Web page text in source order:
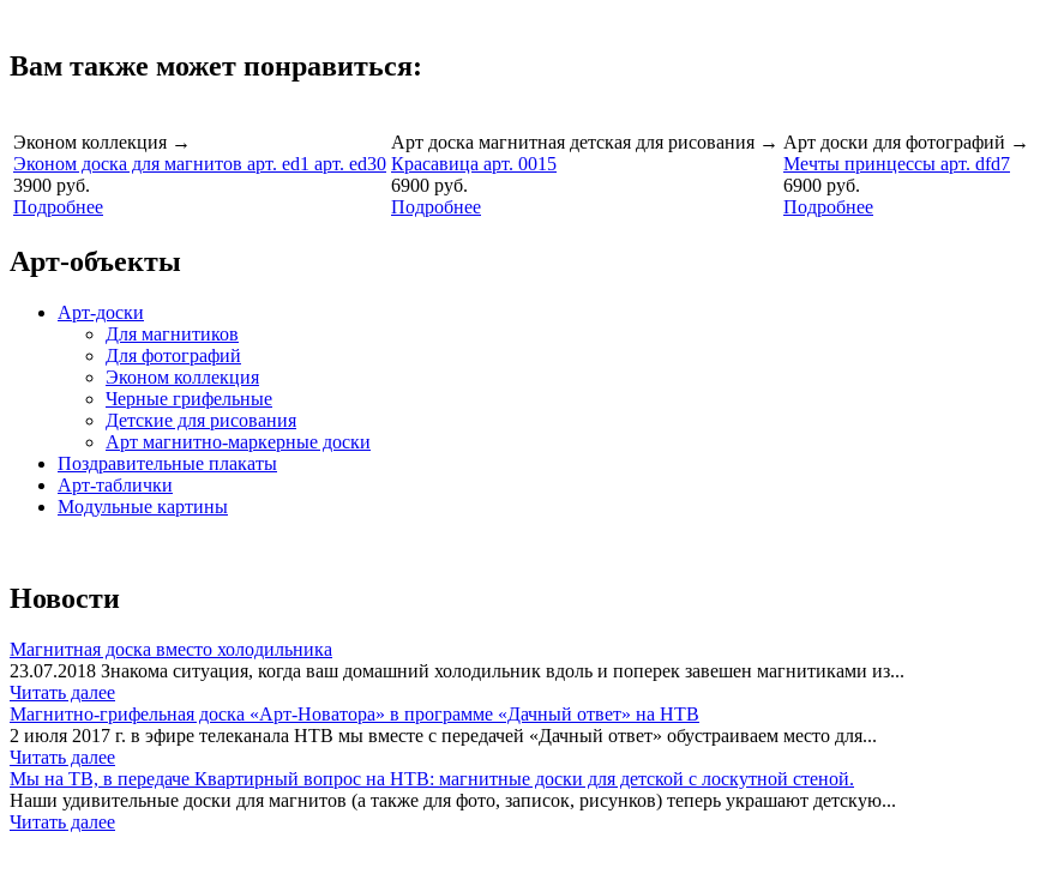
Вам также может понравиться:
Эконом коллекция →
Эконом доска для магнитов арт. ed1 арт. ed30
3900 руб.
Подробнее
Арт доска магнитная детская для рисования →
Красавица арт. 0015
6900 руб.
Подробнее
Арт доски для фотографий →
Мечты принцессы арт. dfd7
6900 руб.
Подробнее
Арт-объекты
Арт-доски
Для магнитиков
Для фотографий
Эконом коллекция
Черные грифельные
Детские для рисования
Арт магнитно-маркерные доски
Поздравительные плакаты
Арт-таблички
Модульные картины
Новости
Магнитная доска вместо холодильника
23.07.2018 Знакома ситуация, когда ваш домашний холодильник вдоль и поперек завешен магнитиками из...
Читать далее
Магнитно-грифельная доска «Арт-Новатора» в программе «Дачный ответ» на НТВ
2 июля 2017 г. в эфире телеканала НТВ мы вместе с передачей «Дачный ответ» обустраиваем место для...
Читать далее
Мы на ТВ, в передаче Квартирный вопрос на НТВ: магнитные доски для детской с лоскутной стеной.
Наши удивительные доски для магнитов (а также для фото, записок, рисунков) теперь украшают детскую...
Читать далее